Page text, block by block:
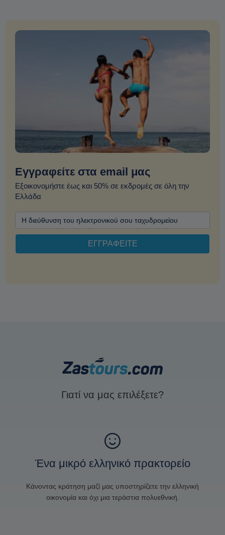
Εγγραφείτε στα email μας
Εξοικονομήστε έως και 50% σε εκδρομές σε όλη την
Ελλάδα
Γιατί να μας επιλέξετε?
Ένα μικρό ελληνικό πρακτορείο
Κάνοντας κράτηση μαζί μας υποστηρίζετε την ελληνική
οικονομία και όχι μια τεράστια πολυεθνική.